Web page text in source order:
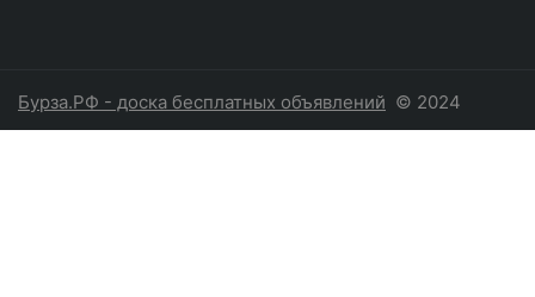
Бурза.РФ - доска бесплатных объявлений © 2024